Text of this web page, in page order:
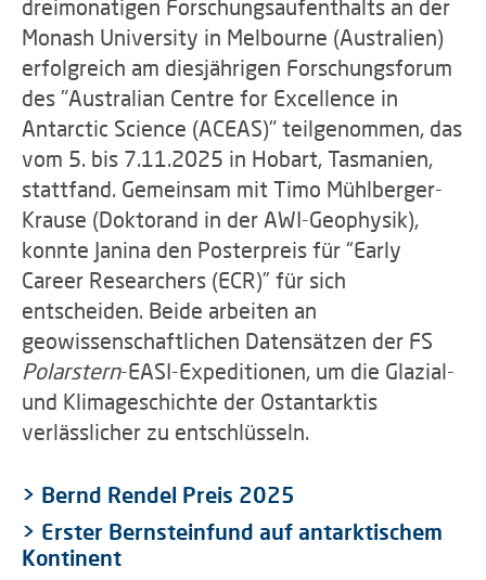
dreimonatigen Forschungsaufenthalts an der
Monash University in Melbourne (Australien)
erfolgreich am diesjährigen Forschungsforum
des "Australian Centre for Excellence in
Antarctic Science (ACEAS)" teilgenommen, das
vom 5. bis 7.11.2025 in Hobart, Tasmanien,
stattfand. Gemeinsam mit Timo Mühlberger-
Krause (Doktorand in der AWI-Geophysik),
konnte Janina den Posterpreis für “Early
Career Researchers (ECR)” für sich
entscheiden. Beide arbeiten an
geowissenschaftlichen Datensätzen der FS
Polarstern-EASI-Expeditionen, um die Glazial-
und Klimageschichte der Ostantarktis
verlässlicher zu entschlüsseln.
> Bernd Rendel Preis 2025
> Erster Bernsteinfund auf antarktischem
Kontinent